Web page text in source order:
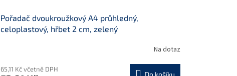
Pořadač dvoukroužkový A4 průhledný,
celoplastový, hřbet 2 cm, zelený
Na dotaz
65,11 Kč včetně DPH
Do košíku